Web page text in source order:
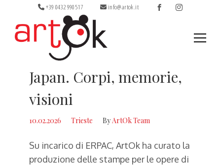
+39 0432 990517 info@artok.it
RicercaJapan. Corpi, memorie,
visioni
10.02.2026 Trieste ByArtOk Team
Su incarico di ERPAC, ArtOk ha curato la
produzione delle stampe per le opere di